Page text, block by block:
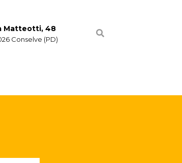
Matteotti, 48
Conselve (PD)